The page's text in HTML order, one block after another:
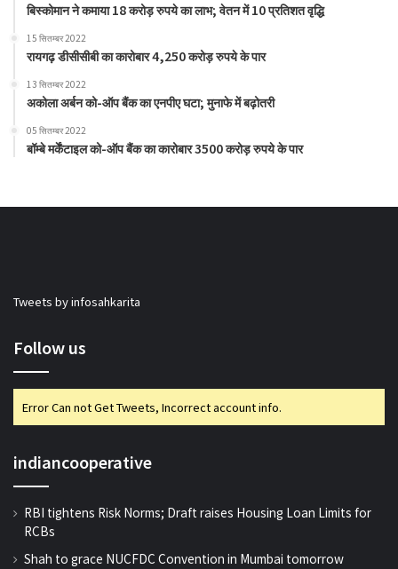
बिस्कोमान ने कमाया 18 करोड़ रुपये का लाभ; वेतन में 10 प्रतिशत वृद्धि
15 सितम्बर 2022
रायगढ़ डीसीसीबी का कारोबार 4,250 करोड़ रुपये के पार
13 सितम्बर 2022
अकोला अर्बन को-ऑप बैंक का एनपीए घटा; मुनाफे में बढ़ोतरी
05 सितम्बर 2022
बॉम्बे मर्केंटाइल को-ऑप बैंक का कारोबार 3500 करोड़ रुपये के पार
Tweets by infosahkarita
Follow us
Error Can not Get Tweets, Incorrect account info.
indiancooperative
RBI tightens Risk Norms; Draft raises Housing Loan Limits for
RCBs
Shah to grace NUCFDC Convention in Mumbai tomorrow